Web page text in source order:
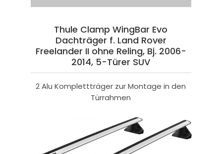
Thule Clamp WingBar Evo
Dachträger f. Land Rover
Freelander II ohne Reling, Bj. 2006-
2014, 5-Türer SUV
2 Alu Komplettträger zur Montage in den
Türrahmen